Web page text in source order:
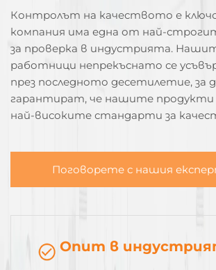
Контролът на качеството е
компания има една от най-
за проверка в индустрията.
работници непрекъснато се
през последното десетилетие, за
гарантират, че нашите
най-високите стандарти за
Поговорете с нашия
Опит в